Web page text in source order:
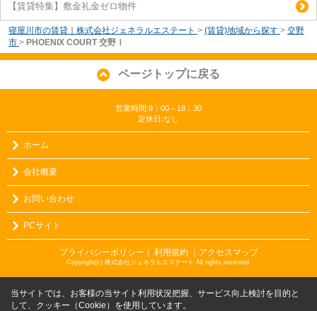
【賃貸特集】敷金礼金ゼロ物件
寝屋川市の賃貸｜株式会社ジェネラルエステート > (賃貸)地域から探す > 交野
市 > PHOENIX COURT 交野Ⅰ
ページトップに戻る
営業時間:9：00～18：30
定休日:なし
ホーム
会社概要
お問い合わせ
PCサイト
プライバシーポリシー 利用規約 ｜アクセスマップ
Copyright(c) 株式会社ジェネラルエステート All rights reserved.
当サイトでは、お客様の当サイト利用状況把握、サービス向上検討を目的と
して、クッキー（Cookie）を使用しています。